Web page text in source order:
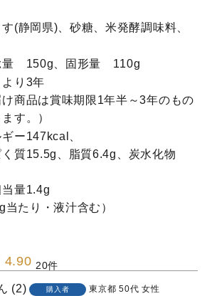
(静岡県)、砂糖、米発酵調味料、
量 150g、固形量 110g
り3年
け商品は賞味期限1年半～3年のもの
す。）
ー147kcal、
く質15.5g、脂質6.4g、炭水化物
量1.4g
当たり・液汁含む）
4.90 20
2 購入者 東京都 50代 女性